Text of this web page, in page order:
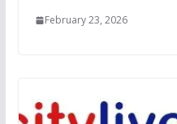
February 23, 2026